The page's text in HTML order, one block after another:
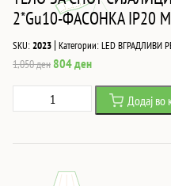
2*Gu10-ФАСОНКА IP20
SKU:2023 | Категории:LED ВГРАДЛИВИ
1,050ден Original
was:
1,050 ден.
804денCurrent
price
804 ден.
ЗА
ПЛАСТИЧНО
Додај